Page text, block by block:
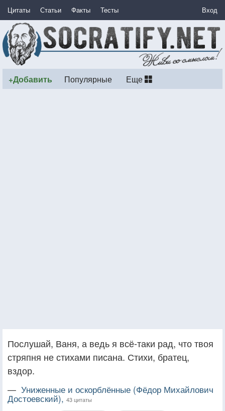
Цитаты Статьи Факты Тесты Вход
+Добавить Популярные Еще
Послушай, Ваня, а ведь я всё-таки рад, что твоя
стряпня не стихами писана. Стихи, братец,
вздор.
— Униженные и оскорблённые (Фёдор Михайлович
Достоевский), 43 цитаты